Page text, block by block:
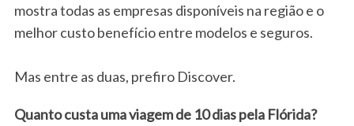
mostra todas as empresas disponíveis na região e o
melhor custo benefício entre modelos e seguros.
Mas entre as duas, prefiro Discover.
Quanto custa uma viagem de 10 dias pela Flórida?